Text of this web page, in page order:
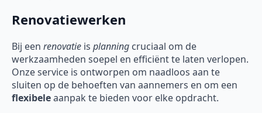
Renovatiewerken
Bij een renovatie is planning cruciaal om de
werkzaamheden soepel en efficiënt te laten verlopen.
Onze service is ontworpen om naadloos aan te
sluiten op de behoeften van aannemers en om een
flexibeleaanpak te bieden voor elke opdracht.